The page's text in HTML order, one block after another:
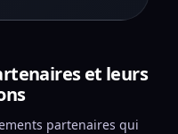
et leurs
partenaires qui